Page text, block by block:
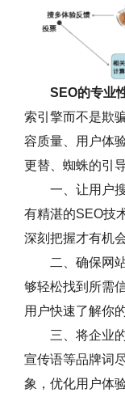
SEO的专业
索引擎而不是欺
容质量、用户体
更替、蜘蛛的引
一、让用户
有精湛的SEO技
深刻把握才有机
二、确保网
够轻松找到所需
用户快速了解你
三、将企业
宣传语等品牌词
象，优化用户体